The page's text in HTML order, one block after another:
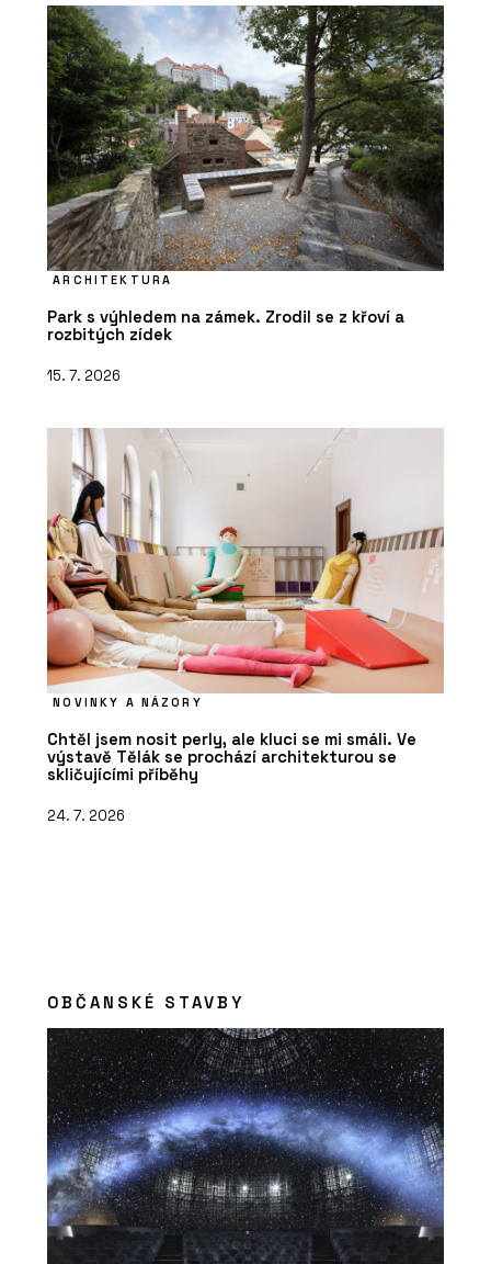
ARCHITEKTURA
Park s výhledem na zámek. Zrodil se z křoví a
rozbitých zídek
15. 7. 2026
NOVINKY A NÁZORY
Chtěl jsem nosit perly, ale kluci se mi smáli. Ve
výstavě Tělák se prochází architekturou se
skličujícími příběhy
24. 7. 2026
OBČANSKÉ STAVBY